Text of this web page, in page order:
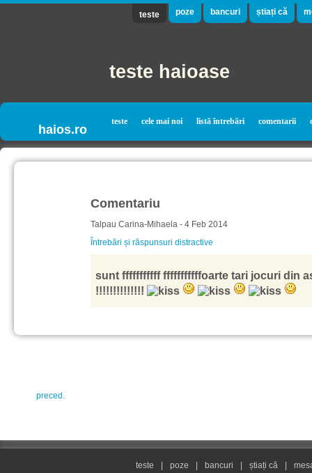
teste poze bancuri știați că
teste haioase
haios.ro
teste cele mai noi listă întrebări comentarii
Comentariu
Talpau Carina-Mihaela - 4 Feb 2014
Întrebări și răspunsuri distractive
sunt fffffffffff fffffffffffoarte tari jocuri din
!!!!!!!!!!!!!!
preced.
teste poze bancuri știați că